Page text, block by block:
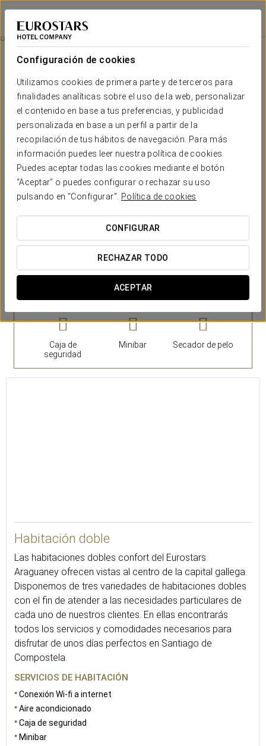
Configuración de cookies
Utilizamos cookies de primera parte y de terceros para
finalidades analíticas sobre el uso de la web, personalizar
el contenido en base a tus preferencias, y publicidad
personalizada en base a un perfil a partir de la
recopilación de tus hábitos de navegación. Para más
información puedes leer nuestra política de cookies.
Puedes aceptar todas las cookies mediante el botón
“Aceptar” o puedes configurar o rechazar su uso
pulsando en “Configurar”.
Política de cookies
CONFIGURAR
RECHAZAR TODO
ACEPTAR
Eurostars Araguaney
SANTIAGO DE COMPOSTELA
Habitaciones
Habitaciones
El confort y descanso que necesitas
El hotel Araguaney dispone de 81 habitaciones. Se trata de
verdaderos espacios de lujo y confort. Todas las habitaciones
gozan de vistas exteriores en pleno centro de Santiago.
Renovadas recientemente, las habitaciones cuentan con una
selección de obras de los artistas más exponentes del
momento. La decoración de las habitaciones se ha
personalizado atendiendo a diferentes estilos
vanguardista en unas estancias, y tradicional y clásico en otras.
SERVICIOS DESTACADOS
Habitaciones
Caja de
seguridad
Minibar Secador de pelo
Habitación doble
Las habitaciones dobles confort del Eurostars
Araguaney ofrecen vistas al centro de la capital gallega.
Disponemos de tres variedades de habitaciones dobles
con el fin de atender a las necesidades particulares de
cada uno de nuestros clientes. En ellas encontrarás
todos los servicios y comodidades necesarios para
disfrutar de unos días perfectos en Santiago de
Compostela.
SERVICIOS DE HABITACIÓN
Conexión Wi-fi a internet
Aire acondicionado
Caja de seguridad
Minibar